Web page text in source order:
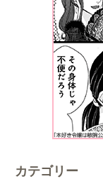
カテゴリー